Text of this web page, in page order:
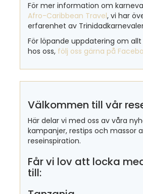
För mer information om
Afro-Caribbean Travel, vi har
erfarenhet av
För löpande uppdatering om
hos oss, följ oss gärna på
Välkommen till vår
Här delar vi med oss av våra
kampanjer, restips och massor
reseinspiration.
Får vi lov att locka
till: